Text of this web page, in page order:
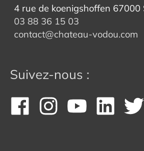
4 rue de koenigshoffen 67000
03 88 36 15 03
contact@chateau-vodou.com
Suivez-nous :